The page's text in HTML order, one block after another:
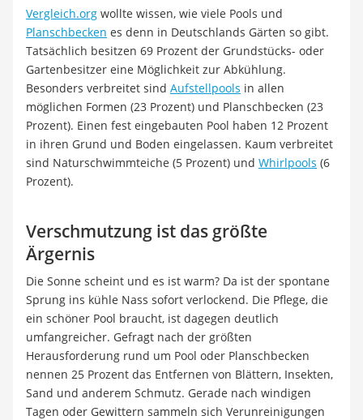
Vergleich.org wollte wissen, wie viele Pools und
Planschbecken es denn in Deutschlands Gärten so gibt.
Tatsächlich besitzen 69 Prozent der Grundstücks- oder
Gartenbesitzer eine Möglichkeit zur Abkühlung.
Besonders verbreitet sind Aufstellpools in allen
möglichen Formen (23 Prozent) und Planschbecken (23
Prozent). Einen fest eingebauten Pool haben 12 Prozent
in ihren Grund und Boden eingelassen. Kaum verbreitet
sind Naturschwimmteiche (5 Prozent) und Whirlpools (6
Prozent).
Verschmutzung ist das größte
Ärgernis
Die Sonne scheint und es ist warm? Da ist der spontane
Sprung ins kühle Nass sofort verlockend. Die Pflege, die
ein schöner Pool braucht, ist dagegen deutlich
umfangreicher. Gefragt nach der größten
Herausforderung rund um Pool oder Planschbecken
nennen 25 Prozent das Entfernen von Blättern, Insekten,
Sand und anderem Schmutz. Gerade nach windigen
Tagen oder Gewittern sammeln sich Verunreinigungen